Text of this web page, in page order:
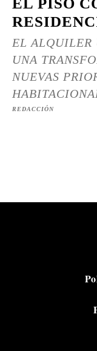
EL PISO
EL ALQUILER
UNA
NUEVAS
REDACCIÓN